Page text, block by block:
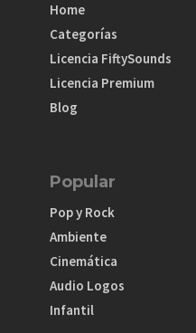
Home
Categorías
Licencia FiftySounds
Licencia Premium
Blog
Popular
Pop y Rock
Ambiente
Cinemática
Audio Logos
Infantil